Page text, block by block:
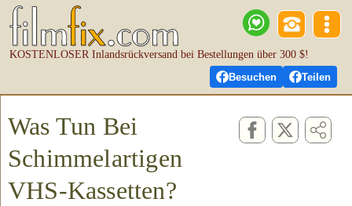
Besuchen Teilen
KOSTENLOSER Inlandsrückversand bei Bestellungen über 300 $!
Was Tun Bei
Schimmelartigen
VHS-Kassetten?